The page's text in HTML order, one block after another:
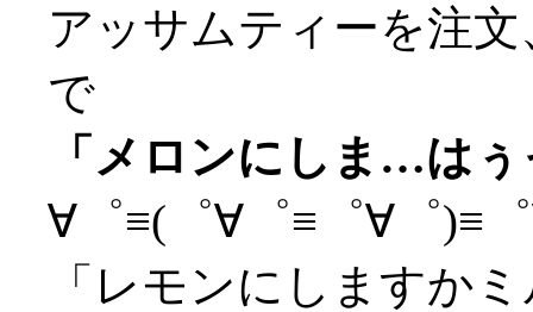
アッサムティーを注
で
「メロンにしま…はぅ
∀゜≡(゜∀゜≡゜∀゜)≡
「レモンにしますか